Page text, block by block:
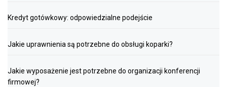
Kredyt gotówkowy: odpowiedzialne podejście
Jakie uprawnienia są potrzebne do obsługi koparki?
Jakie wyposażenie jest potrzebne do organizacji konferencji
firmowej?